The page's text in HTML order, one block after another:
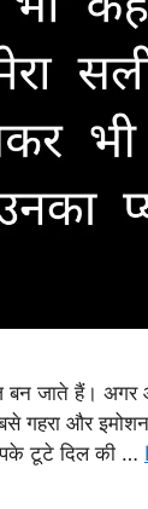
बन जाते हैं।
गहरा और
टूटे दिल की …